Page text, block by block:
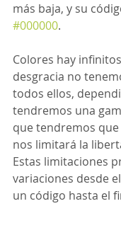
más baja, y su
#000000.
Colores hay
desgracia no
todos ellos,
tendremos una
que tendremos
nos limitará la
Estas limitaciones
variaciones desde
un código hasta el